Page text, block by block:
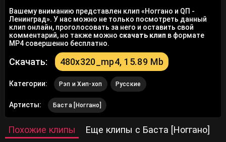
Вашему вниманию представлен клип «Ноггано и QП -
Ленинград». У нас можно не только посмотреть данный
клип онлайн, проголосовать за него и оставить свой
комментарий, но также можно скачать клип в формате
MP4 совершенно бесплатно.
Скачать: 480x320_mp4, 15.89 Mb
Категории: Рэп и Хип-хоп Русские
Артисты: Баста [Ноггано]
Похожие клипы Еще клипы с Баста [Ноггано]